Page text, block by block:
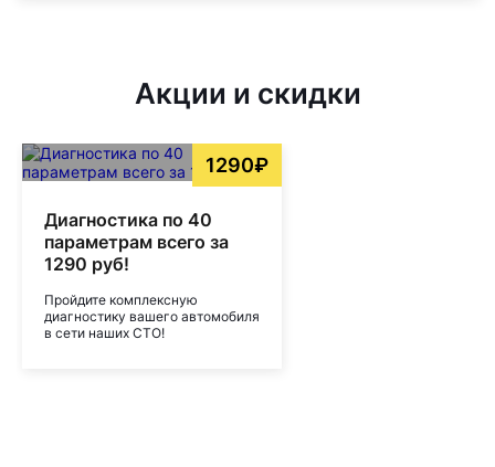
Акции и скидки
1290₽
Диагностика по 40
параметрам всего за
1290 руб!
Пройдите комплексную
диагностику вашего автомобиля
в сети наших СТО!